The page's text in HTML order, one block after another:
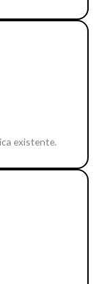
existente.